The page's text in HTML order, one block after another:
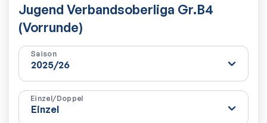
Jugend Verbandsoberliga Gr.B4
(Vorrunde)
Saison
Einzel/Doppel